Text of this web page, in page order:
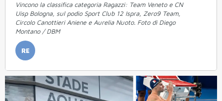
Vincono la classifica categoria Ragazzi: Team Veneto e CN
Uisp Bologna, sul podio Sport Club 12 Ispra, Zero9 Team,
Circolo Canottieri Aniene e Aurelia Nuoto. Foto di Diego
Montano / DBM
RE